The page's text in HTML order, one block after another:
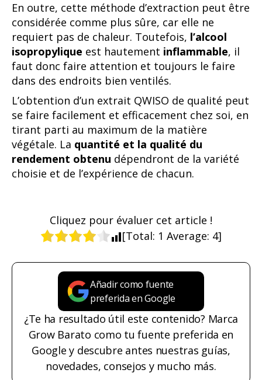
En outre, cette méthode d’extraction peut être
considérée comme plus sûre, car elle ne
requiert pas de chaleur. Toutefois, l’alcool
isopropylique est hautement inflammable, il
faut donc faire attention et toujours le faire
dans des endroits bien ventilés.
L’obtention d’un extrait QWISO de qualité peut
se faire facilement et efficacement chez soi, en
tirant parti au maximum de la matière
végétale. La quantité et la qualité du
rendement obtenu dépendront de la variété
choisie et de l’expérience de chacun.
Cliquez pour évaluer cet article !
[Total: 1 Average: 4]
Añadir como fuente
preferida en Google
¿Te ha resultado útil este contenido? Marca
Grow Barato como tu fuente preferida en
Google y descubre antes nuestras guías,
novedades, consejos y mucho más.